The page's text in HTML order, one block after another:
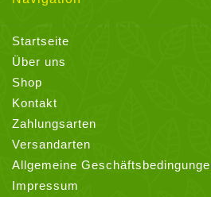
Startseite
Über uns
Shop
Kontakt
Zahlungsarten
Versandarten
Allgemeine
Impressum